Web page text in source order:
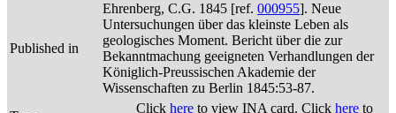
Published in
Ehrenberg, C.G. 1845 [ref. 000955]. Neue
Untersuchungen über das kleinste Leben als
geologisches Moment. Bericht über die zur
Bekanntmachung geeigneten Verhandlungen der
Königlich-Preussischen Akademie der
Wissenschaften zu Berlin 1845:53-87.
Click here to view INA card. Click here to